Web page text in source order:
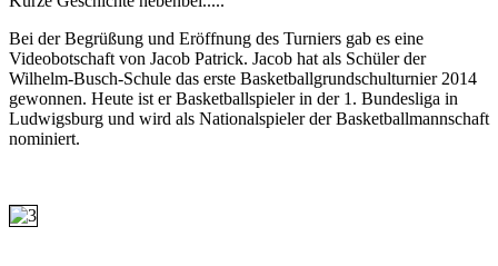
Bei der Begrüßung und Eröffnung des Turniers gab es eine
Videobotschaft von Jacob Patrick. Jacob hat als Schüler der
Wilhelm-Busch-Schule das erste Basketballgrundschulturnier 2014
gewonnen. Heute ist er Basketballspieler in der 1. Bundesliga in
Ludwigsburg und wird als Nationalspieler der Basketballmannschaft
nominiert.